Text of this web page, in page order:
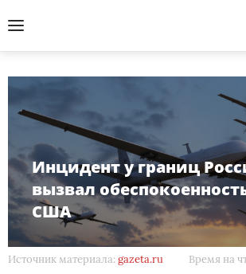
Инцидент у границ
вызвал
США
Источник материала: gazeta.ru Время на